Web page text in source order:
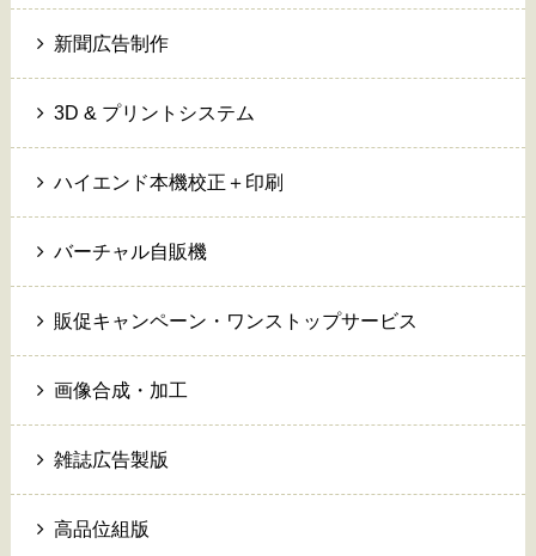
新聞広告制作
3D & プリントシステム
ハイエンド本機校正＋印刷
バーチャル自販機
販促キャンペーン・ワンストップサービス
画像合成・加工
雑誌広告製版
高品位組版